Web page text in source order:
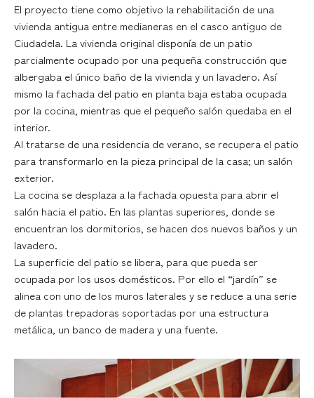
El proyecto tiene como objetivo la rehabilitación de una
vivienda antigua entre medianeras en el casco antiguo de
Ciudadela. La vivienda original disponía de un patio
parcialmente ocupado por una pequeña construcción que
albergaba el único baño de la vivienda y un lavadero. Así
mismo la fachada del patio en planta baja estaba ocupada
por la cocina, mientras que el pequeño salón quedaba en el
interior.
Al tratarse de una residencia de verano, se recupera el patio
para transformarlo en la pieza principal de la casa; un salón
exterior.
La cocina se desplaza a la fachada opuesta para abrir el
salón hacia el patio. En las plantas superiores, donde se
encuentran los dormitorios, se hacen dos nuevos baños y un
lavadero.
La superficie del patio se libera, para que pueda ser
ocupada por los usos domésticos. Por ello el “jardín” se
alinea con uno de los muros laterales y se reduce a una serie
de plantas trepadoras soportadas por una estructura
metálica, un banco de madera y una fuente.